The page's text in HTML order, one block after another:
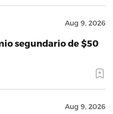
Aug 9, 2026
segundario de $50
Aug 9, 2026